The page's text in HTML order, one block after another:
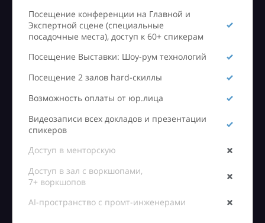
Посещение конференции на Главной и
Экспертной сцене (специальные
посадочные места), доступ к 60+ спикерам
Посещение Выставки: Шоу-рум технологий
Посещение 2 залов hard-скиллы
Возможность оплаты от юр.лица
Видеозаписи всех докладов и презентации
спикеров
Доступ в менторскую
Доступ в зал с воркшопами,
7+ воркшопов
AI-пространство с промт-инженерами